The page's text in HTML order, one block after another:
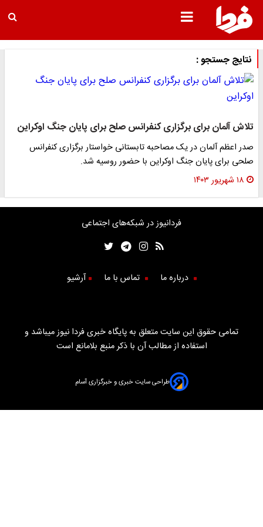
نتایج جستجو :
تلاش آلمان برای برگزاری کنفرانس صلح برای پایان جنگ اوکراین
صدر اعظم آلمان در یک مصاحبه تابستانی خواستار برگزاری کنفرانس
صلحی برای پایان جنگ اوکراین با حضور روسیه شد.
۱۸ شهریور ۱۴۰۳
فردانیوز در شبکه‌های اجتماعی
درباره ما تماس با ما آرشیو
تمامی حقوق این سایت متعلق به پایگاه خبری فردا نیوز میباشد و
استفاده از مطالب آن با ذکر منبع بلامانع است
طراحی سایت خبری و خبرگزاری آسام